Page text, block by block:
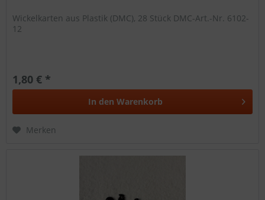
Wickelkarten aus Plastik (DMC), 28 Stück DMC-Art.-Nr. 6102-
12
1,80 € *
In den Warenkorb
Merken